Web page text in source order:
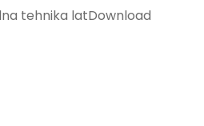
tehnika latDownload